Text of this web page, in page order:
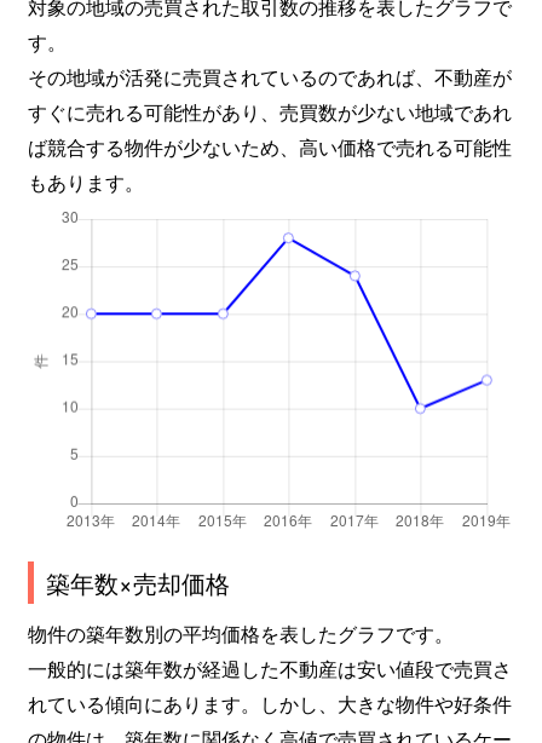
対象の地域の売買された取引数の推移を表したグラフで
す。
その地域が活発に売買されているのであれば、不動産が
すぐに売れる可能性があり、売買数が少ない地域であれ
ば競合する物件が少ないため、高い価格で売れる可能性
もあります。
築年数×売却価格
物件の築年数別の平均価格を表したグラフです。
一般的には築年数が経過した不動産は安い値段で売買さ
れている傾向にあります。しかし、大きな物件や好条件